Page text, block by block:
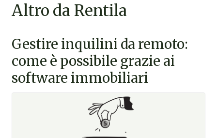
Altro da Rentila
Gestire inquilini da remoto:
come è possibile grazie ai
software immobiliari